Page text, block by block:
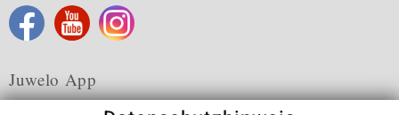
Juwelo App